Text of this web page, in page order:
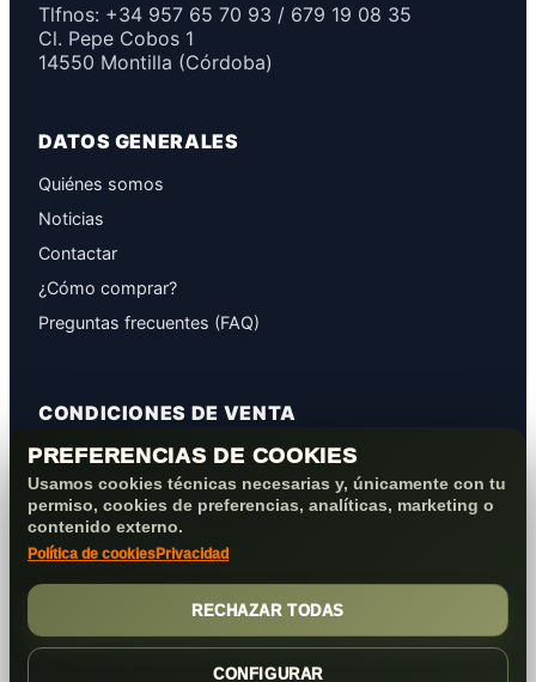
PREFERENCIAS DE COOKIES
Usamos cookies técnicas necesarias y, únicamente con tu
permiso, cookies de preferencias, analíticas, marketing o
contenido externo.
Política de cookies Privacidad
RECHAZAR TODAS
CONFIGURAR
Tlfnos: +34 957 65 70 93 / 679 19 08 35
Cl. Pepe Cobos 1
14550 Montilla (Córdoba)
DATOS GENERALES
Quiénes somos
Noticias
Contactar
¿Cómo comprar?
Preguntas frecuentes (FAQ)
CONDICIONES DE VENTA
GARANTÍAS
PROTECCIÓN DE DATOS
COOKIES+PRIVACIDAD
FORMAS DE PAGO